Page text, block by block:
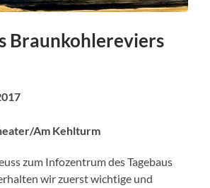
Braunkohlereviers
Am Kehlturm
zum Infozentrum des Tagebaus
wir zuerst wichtige und